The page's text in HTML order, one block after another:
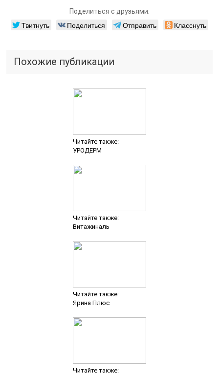
Поделиться с друзьями:
Твитнуть Поделиться Отправить Класснуть
Похожие публикации
Читайте также:
УРОДЕРМ
Читайте также:
Витажиналь
Читайте также:
Ярина Плюс
Читайте также: